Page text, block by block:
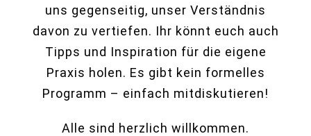
uns gegenseitig, unser Verständnis
davon zu vertiefen. Ihr könnt euch auch
Tipps und Inspiration für die eigene
Praxis holen. Es gibt kein formelles
Programm – einfach mitdiskutieren!
Alle sind herzlich willkommen.